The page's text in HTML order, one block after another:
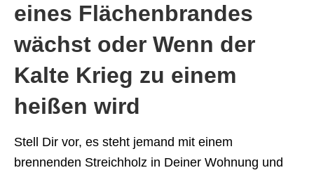
eines Flächenbrandes
wächst oder Wenn der
Kalte Krieg zu einem
heißen wird
Stell Dir vor, es steht jemand mit einem
brennenden Streichholz in Deiner Wohnung und